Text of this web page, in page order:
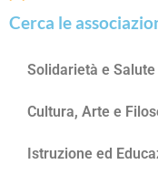
Cerca le
Solidarietà e Salute
Cultura, Arte e
Istruzione ed